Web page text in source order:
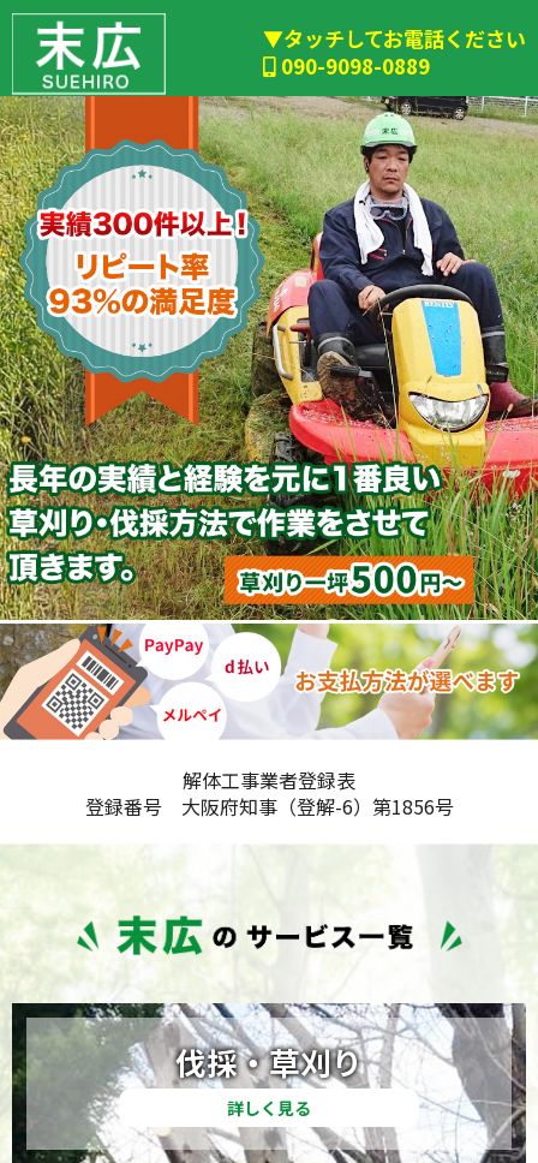
▼タッチしてお電話ください
090-9098-0889
解体工事業者登録表
登録番号 大阪府知事（登解-6）第1856号
伐採・草刈り
詳しく見る